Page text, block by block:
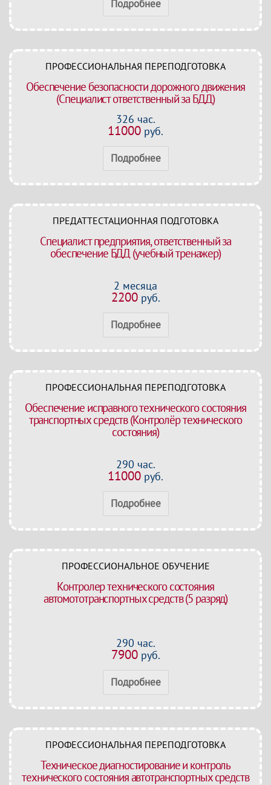
Подробнее
ПРОФЕССИОНАЛЬНАЯ ПЕРЕПОДГОТОВКА
Обеспечение безопасности дорожного движения
(Специалист ответственный за БДД)
326 час.
11000 руб.
Подробнее
ПРЕДАТТЕСТАЦИОННАЯ ПОДГОТОВКА
Специалист предприятия, ответственный за
обеспечение БДД (учебный тренажер)
2 месяца
2200руб.
Подробнее
ПРОФЕССИОНАЛЬНАЯ ПЕРЕПОДГОТОВКА
Обеспечение исправного технического состояния
транспортных средств (Контролёр технического
состояния)
290 час.
11000 руб.
Подробнее
ПРОФЕССИОНАЛЬНОЕ ОБУЧЕНИЕ
Контролер технического состояния
автомототранспортных средств (5 разряд)
290 час.
7900руб.
Подробнее
ПРОФЕССИОНАЛЬНАЯ ПЕРЕПОДГОТОВКА
Техническое диагностирование и контроль
технического состояния автотранспортных средств